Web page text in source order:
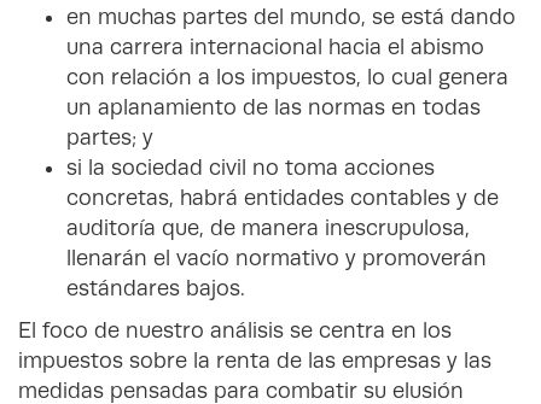
en muchas partes del mundo, se está dando
una carrera internacional hacia el abismo
con relación a los impuestos, lo cual genera
un aplanamiento de las normas en todas
partes; y
si la sociedad civil no toma acciones
concretas, habrá entidades contables y de
auditoría que, de manera inescrupulosa,
llenarán el vacío normativo y promoverán
estándares bajos.
El foco de nuestro análisis se centra en los
impuestos sobre la renta de las empresas y las
medidas pensadas para combatir su elusión